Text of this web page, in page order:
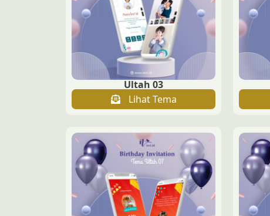
Ultah 03
Lihat Tema